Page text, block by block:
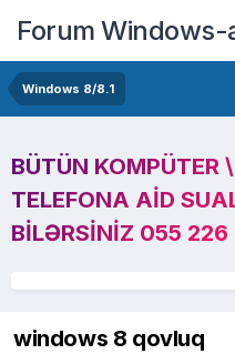
Forum Windows-
Windows 8/8.1
BÜTÜN KOMPÜTER
TELEFONA AID
BILƏRSINIZ 055 226
windows 8 qovluq